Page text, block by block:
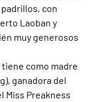
con
Laoban y
muy generosos
tiene como madre
ganadora del
Miss Preakness